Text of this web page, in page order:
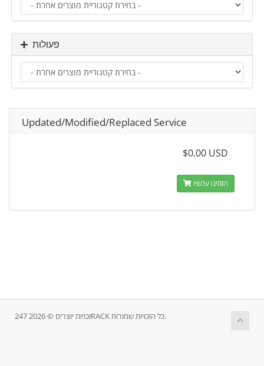
פעולות
Updated/Modified/Replaced Service
$0.00 USD
הזמינו עכשיו
זכויות יוצרים © 2026 247RACK כל הזכויות שמורות.